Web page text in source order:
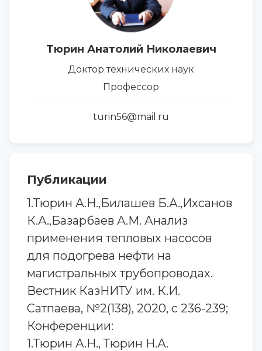
Тюрин Анатолий Николаевич
Доктор технических наук
Профессор
turin56@mail.ru
Публикации
1.Тюрин А.Н.,Билашев Б.А.,Ихсанов
К.А.,Базарбаев А.М. Анализ
применения тепловых насосов
для подогрева нефти на
магистральных трубопроводах.
Вестник КазНИТУ им. К.И.
Сатпаева, №2(138), 2020, с 236-239;
Конференции:
1.Тюрин А.Н., Тюрин Н.А.